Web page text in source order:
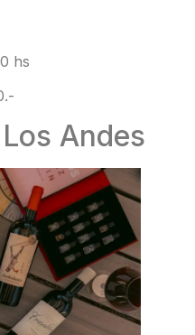
hs
Andes